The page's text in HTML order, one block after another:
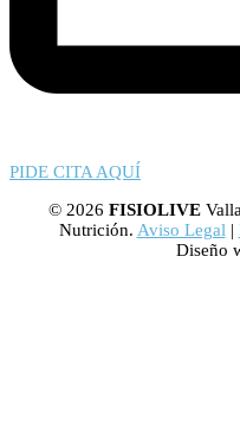
PIDE CITA AQUÍ
© 2026 FISIOLIVE
Nutrición. Aviso Legal |
Diseño